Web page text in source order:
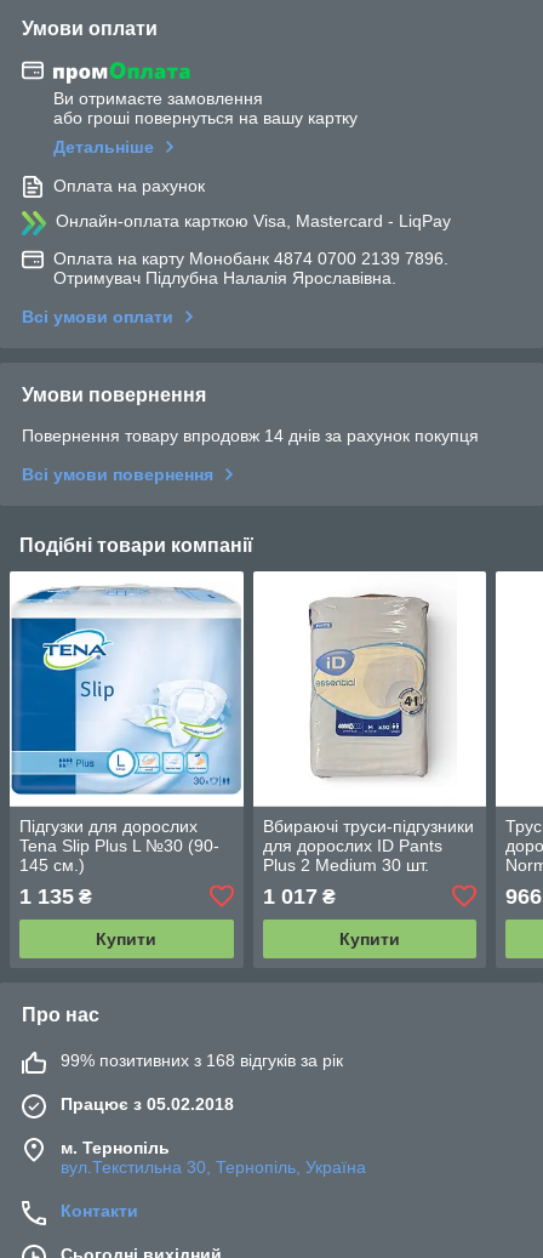
Умови оплати
Ви отримаєте замовлення
або гроші повернуться на вашу картку
Детальніше
Оплата на рахунок
Онлайн-оплата карткою Visa, Mastercard - LiqPay
Оплата на карту Монобанк 4874 0700 2139 7896.
Отримувач Підлубна Налалія Ярославівна.
Всі умови оплати
Умови повернення
Повернення товару впродовж 14 днів за рахунок покупця
Всі умови повернення
Подібні товари компанії
Підгузки для дорослих
Tena Slip Plus L №30 (90-
145 см.)
1 135 ₴
Купити
Вбираючі труси-підгузники
для дорослих ID Pants
Plus 2 Medium 30 шт.
1 017₴
Купити
966
Про нас
99% позитивних з 168 відгуків за рік
Працює з 05.02.2018
м. Тернопіль
вул.Текстильна 30, Тернопіль, Україна
Контакти
Сьогодні вихідний